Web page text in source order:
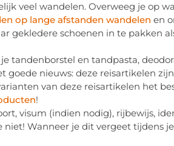
veel wandelen. Overweeg je op
op lange afstanden wandelen en
gekledere schoenen in te pakken
tandenborstel en tandpasta,
goede nieuws: deze reisartikelen
van deze reisartikelen het
!
visum (indien nodig), rijbewijs,
niet! Wanneer je dit vergeet tijdens